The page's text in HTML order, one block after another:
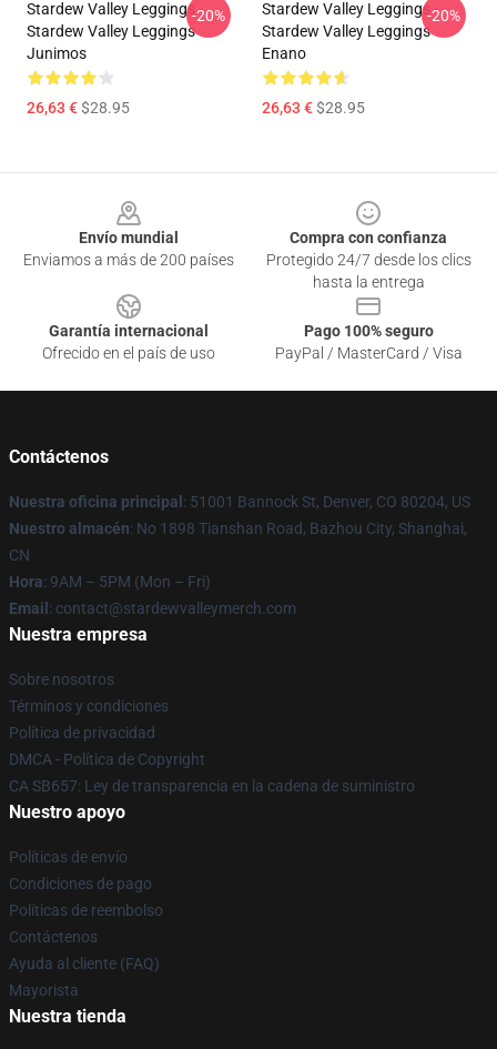
Stardew Valley Leggings -
Stardew Valley Leggings
Junimos
26,63 €$28.95
-20%
Stardew Valley Leggings -
Stardew Valley Leggings
Enano
26,63 €$28.95
-20%
Envío mundial
Enviamos a más de 200 países
Compra con confianza
Protegido 24/7 desde los clics
hasta la entrega
Garantía internacional
Ofrecido en el país de uso
Pago 100% seguro
PayPal / MasterCard / Visa
Contáctenos
Nuestra oficina principal : 51001 Bannock St, Denver, CO 80204, US
Nuestro almacén: No 1898 Tianshan Road, Bazhou City, Shanghai,
CN
Hora: 9AM – 5PM (Mon – Fri)
Email : contact@stardewvalleymerch.com
Nuestra empresa
Sobre nosotros
Términos y condiciones
Política de privacidad
DMCA - Política de Copyright
CA SB657: Ley de transparencia en la cadena de suministro
Nuestro apoyo
Políticas de envío
Condiciones de pago
Políticas de reembolso
Contáctenos
Ayuda al cliente (FAQ)
Mayorista
Nuestra tienda